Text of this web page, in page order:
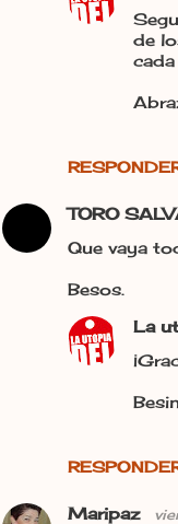
de
TORO
Que vaya
Besos.
La
Maripaz